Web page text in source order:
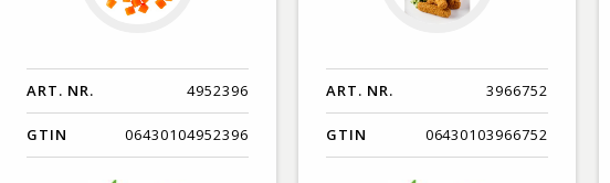
ART. NR. 4952396
GTIN 06430104952396
ART. NR. 3966752
GTIN 06430103966752